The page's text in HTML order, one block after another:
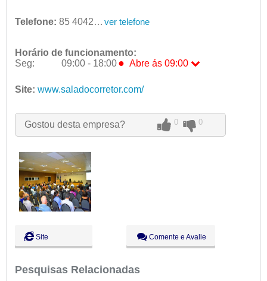
Telefone: 85 4042-0009 ver telefone
Horário de funcionamento:
Seg:
09:00 - 18:00 ● Abre ás 09:00
Ter:
09:00 - 18:00
Qui:
09:00 - 18:00
Sex:
09:00 - 18:00
Site: www.saladocorretor.com/
Gostou desta empresa? 0 0
Site Comente e Avalie
Pesquisas Relacionadas